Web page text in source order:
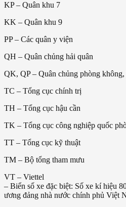
KP – Quân khu 7
KK – Quân khu 9
PP – Các quân y viện
QH – Quân chủng hải quân
QK, QP – Quân chủng phòng không,
TC – Tổng cục chính trị
TH – Tổng cục hậu cần
TK – Tổng cục công nghiệp quốc
TT – Tổng cục kỹ thuật
TM – Bộ tổng tham mưu
VT – Viettel
– Biển số xe đặc biệt: Số xe kí hiệu
ương đảng nhà nước chính phủ Việt